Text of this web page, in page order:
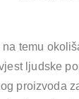
temu
ljudske
proizvoda